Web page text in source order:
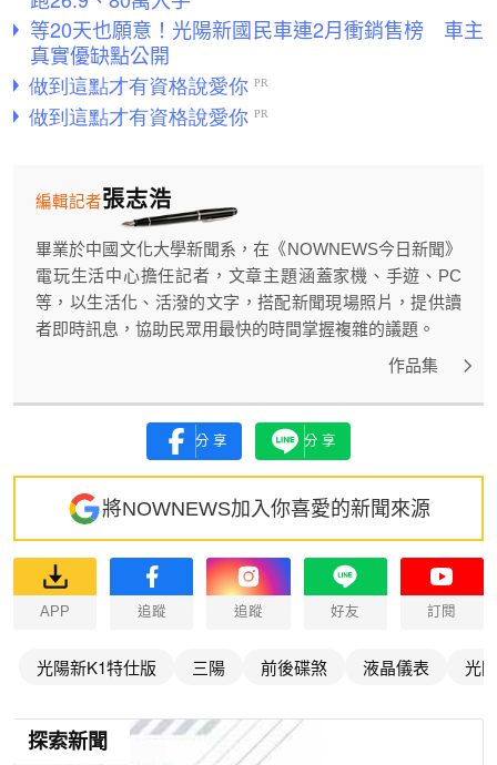
等20天也願意！光陽新國民車連2月衝銷售榜 車主
真實優缺點公開
張志浩
編輯記者
畢業於中國文化大學新聞系，在《NOWNEWS今日新聞》
電玩生活中心擔任記者，文章主題涵蓋家機、手遊、PC
等，以生活化、活潑的文字，搭配新聞現場照片，提供讀
者即時訊息，協助民眾用最快的時間掌握複雜的議題。
作品集
分享 分享
將NOWNEWS加入你喜愛的新聞來源
APP 追蹤 追蹤 好友 訂閱
光陽新K1特仕版 三陽 前後碟煞 液晶儀表 光陽
探索新聞